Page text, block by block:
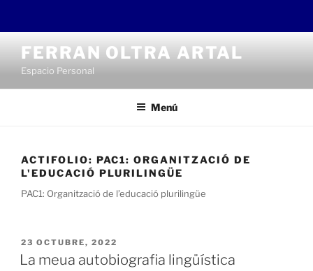
contenido
FERRAN OLTRA ARTAL
Espacio Personal
Menú
ACTIFOLIO: PAC1: ORGANITZACIÓ DE
L'EDUCACIÓ PLURILINGÜE
PAC1: Organització de l’educació plurilingüe
PUBLICADO
EL
23 OCTUBRE, 2022
La meua autobiografia lingüística